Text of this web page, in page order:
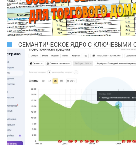
СЕМАНТИЧЕСКОЕ ЯДРО С КЛЮЧЕВЫМИ